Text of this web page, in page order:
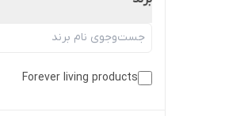
Forever living products